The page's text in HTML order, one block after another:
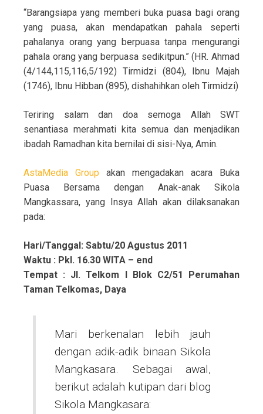
“Barangsiapa yang memberi buka puasa bagi orang
yang puasa, akan mendapatkan pahala seperti
pahalanya orang yang berpuasa tanpa mengurangi
pahala orang yang berpuasa sedikitpun.” (HR. Ahmad
(4/144,115,116,5/192) Tirmidzi (804), Ibnu Majah
(1746), Ibnu Hibban (895), dishahihkan oleh Tirmidzi)
Teriring salam dan doa semoga Allah SWT
senantiasa merahmati kita semua dan menjadikan
ibadah Ramadhan kita bernilai di sisi-Nya, Amin.
AstaMedia Group akan mengadakan acara Buka
Puasa Bersama dengan Anak-anak Sikola
Mangkassara, yang Insya Allah akan dilaksanakan
pada:
Hari/Tanggal: Sabtu/20 Agustus 2011
Waktu : Pkl. 16.30 WITA – end
Tempat : Jl. Telkom I Blok C2/51 Perumahan
Taman Telkomas, Daya
Mari berkenalan lebih jauh
dengan adik-adik binaan Sikola
Mangkasara. Sebagai awal,
berikut adalah kutipan dari blog
Sikola Mangkasara: